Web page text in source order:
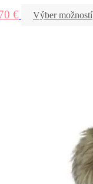
€
Výber možností